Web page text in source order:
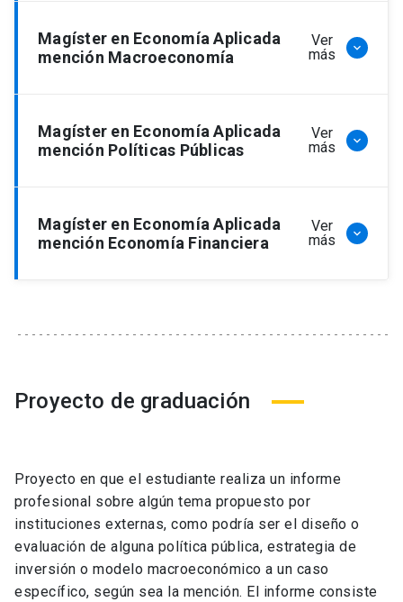
1° Semestre (35 Créditos)
Ética y Economía
10 Créditos
Magíster en Economía Aplicada
mención Macroeconomía
Ver
más
keyboard_arrow_down
1° Semestre (35 Créditos)
10 Créditos
10 Créditos
Optativo
Magíster en Economía Aplicada
mención Políticas Públicas
Ver
más
keyboard_arrow_down
1° Semestre (35 Créditos)
10 Créditos
Ética y Economía
Economía Pública
10 Créditos
Magíster en Economía Aplicada
mención Economía Financiera
Ver
más
keyboard_arrow_down
Ética y Economía
5 Créditos
Proyecto de graduación
Proyecto en que el estudiante realiza un informe
profesional sobre algún tema propuesto por
instituciones externas, como podría ser el diseño o
evaluación de alguna política pública, estrategia de
inversión o modelo macroeconómico a un caso
específico, según sea la mención. El informe consiste